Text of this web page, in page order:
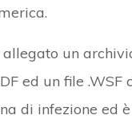
allegato un
ed un file .WSF
di infezione ed